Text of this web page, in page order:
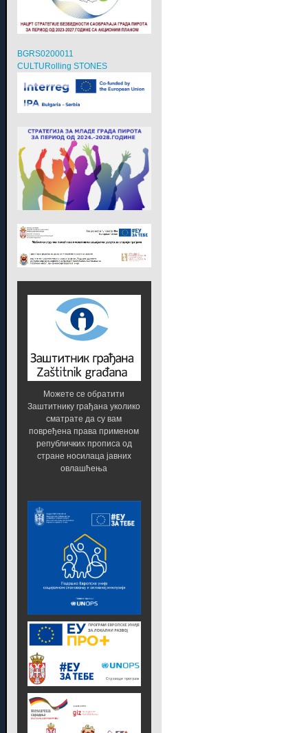
BGRS0200011
CULTURolling STONES
Можете се обратити
Заштитнику грађана уколико
сматрате да су вам
повређена права применом
републичких прописа од
стране носилаца јавних
овлашћења